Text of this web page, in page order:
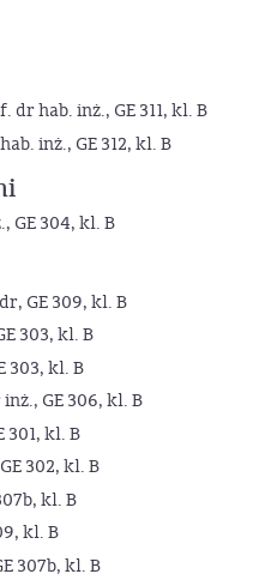
dr hab. inż., GE 311, kl. B
inż., GE 312, kl. B
GE 304, kl. B
GE 309, kl. B
303, kl. B
303, kl. B
inż., GE 306, kl. B
301, kl. B
302, kl. B
kl. B
kl. B
307b, kl. B